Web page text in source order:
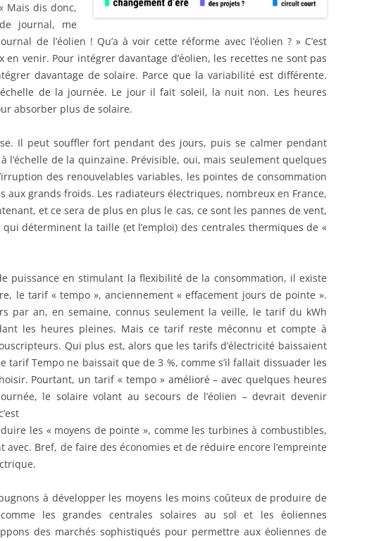
Mais dis donc,
journal, me
de l’éolien ! Qu’a à voir cette réforme avec l’éolien ? » C’est
en venir. Pour intégrer davantage d’éolien, les recettes ne sont pas
davantage de solaire. Parce que la variabilité est différente.
de la journée. Le jour il fait soleil, la nuit non. Les heures
absorber plus de solaire.
Il peut souffler fort pendant des jours, puis se calmer pendant
à l’échelle de la quinzaine. Prévisible, oui, mais seulement quelques
des renouvelables variables, les pointes de consommation
aux grands froids. Les radiateurs électriques, nombreux en France,
et ce sera de plus en plus le cas, ce sont les pannes de vent,
qui déterminent la taille (et l’emploi) des centrales thermiques de «
puissance en stimulant la flexibilité de la consommation, il existe
le tarif « tempo », anciennement « effacement jours de pointe ».
par an, en semaine, connus seulement la veille, le tarif du kWh
les heures pleines. Mais ce tarif reste méconnu et compte à
Qui plus est, alors que les tarifs d’électricité baissaient
tarif Tempo ne baissait que de 3 %, comme s’il fallait dissuader les
Pourtant, un tarif « tempo » amélioré – avec quelques heures
le solaire volant au secours de l’éolien – devrait devenir
les « moyens de pointe », comme les turbines à combustibles,
avec. Bref, de faire des économies et de réduire encore l’empreinte
à développer les moyens les moins coûteux de produire de
comme les grandes centrales solaires au sol et les éoliennes
des marchés sophistiqués pour permettre aux éoliennes de